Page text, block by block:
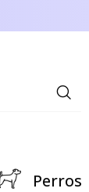
Perros